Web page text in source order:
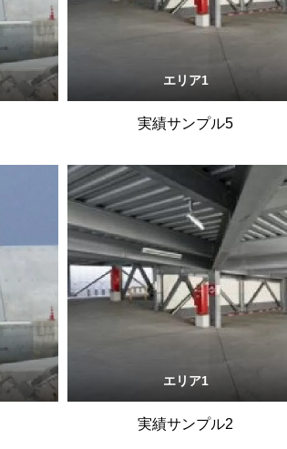
エリア1
実績サンプル5
エリア1
実績サンプル2